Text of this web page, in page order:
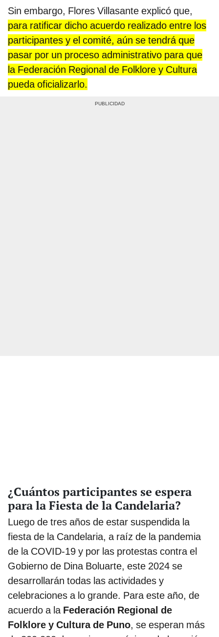
Sin embargo, Flores Villasante explicó que,
para ratificar dicho acuerdo realizado entre los
participantes y el comité, aún se tendrá que
pasar por un proceso administrativo para que
la Federación Regional de Folklore y Cultura
pueda oficializarlo.
¿Cuántos participantes se espera
para la Fiesta de la Candelaria?
Luego de tres años de estar suspendida la
fiesta de la Candelaria, a raíz de la pandemia
de la COVID-19 y por las protestas contra el
Gobierno de Dina Boluarte, este 2024 se
desarrollarán todas las actividades y
celebraciones a lo grande. Para este año, de
acuerdo a la Federación Regional de
Folklore y Cultura de Puno, se esperan más